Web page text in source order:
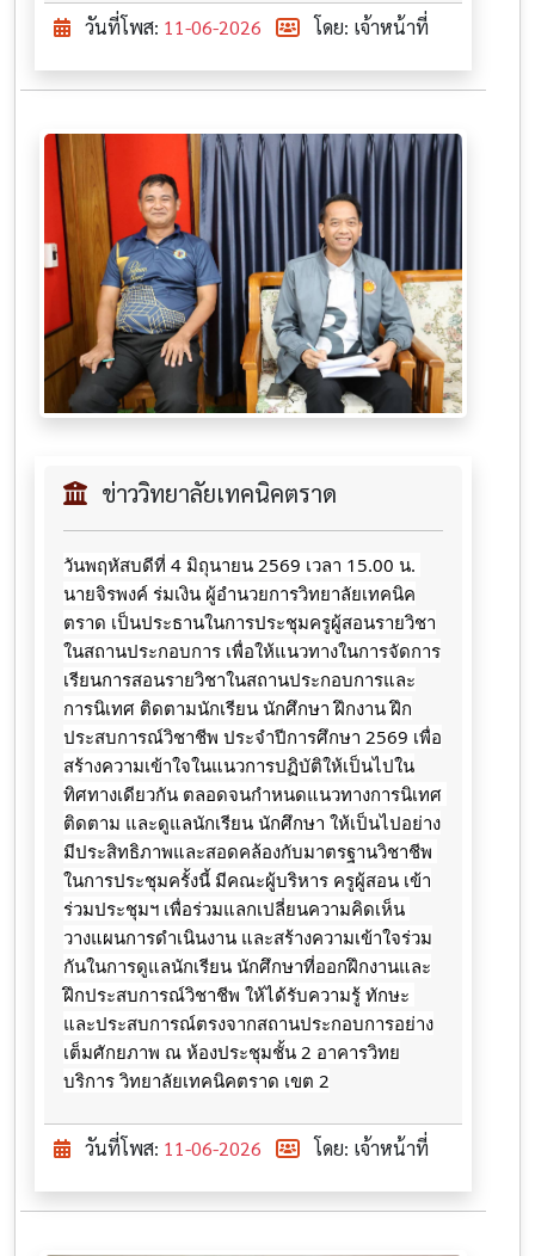
วันที่โพส: 11-06-2026 โดย: เจ้าหน้าที่
ข่าววิทยาลัยเทคนิคตราด
วันพฤหัสบดีที่ 4 มิถุนายน 2569 เวลา 15.00 น.
นายจิรพงค์ ร่มเงิน ผู้อำนวยการวิทยาลัยเทคนิค
ตราด เป็นประธานในการประชุมครูผู้สอนรายวิชา
ในสถานประกอบการ เพื่อให้แนวทางในการจัดการ
เรียนการสอนรายวิชาในสถานประกอบการและ
การนิเทศ ติดตามนักเรียน นักศึกษา ฝึกงาน ฝึก
ประสบการณ์วิชาชีพ ประจำปีการศึกษา 2569 เพื่อ
สร้างความเข้าใจในแนวการปฏิบัติให้เป็นไปใน
ทิศทางเดียวกัน ตลอดจนกำหนดแนวทางการนิเทศ
ติดตาม และดูแลนักเรียน นักศึกษา ให้เป็นไปอย่าง
มีประสิทธิภาพและสอดคล้องกับมาตรฐานวิชาชีพ
ในการประชุมครั้งนี้ มีคณะผู้บริหาร ครูผู้สอน เข้า
ร่วมประชุมฯ เพื่อร่วมแลกเปลี่ยนความคิดเห็น
วางแผนการดำเนินงาน และสร้างความเข้าใจร่วม
กันในการดูแลนักเรียน นักศึกษาที่ออกฝึกงานและ
ฝึกประสบการณ์วิชาชีพ ให้ได้รับความรู้ ทักษะ
และประสบการณ์ตรงจากสถานประกอบการอย่าง
เต็มศักยภาพ ณ ห้องประชุมชั้น 2 อาคารวิทย
บริการ วิทยาลัยเทคนิคตราด เขต 2
วันที่โพส: 11-06-2026 โดย: เจ้าหน้าที่